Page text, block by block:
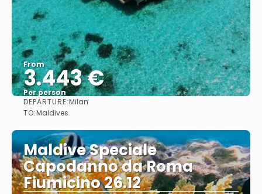
From
3.443 €
Per person
DEPARTURE:Milan
TO:Maldives
Maldive Speciale
Capodanno da Roma
Fiumicino 26.12